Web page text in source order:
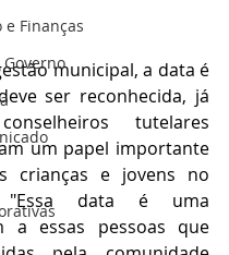
Finanças
municipal, a data é
ser reconhecida, já
tutelares
um papel importante
crianças e jovens no
"Essa data é uma
a essas pessoas que